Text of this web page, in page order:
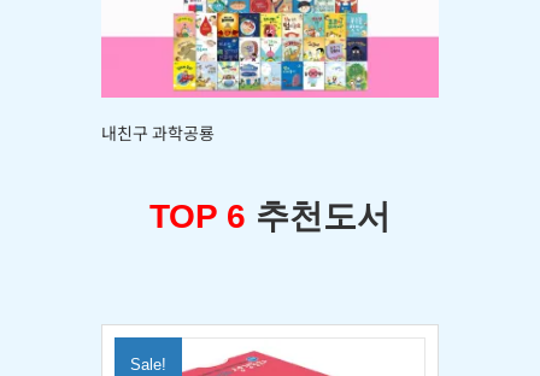
내친구 과학공룡
TOP 6 추천도서
Sale!